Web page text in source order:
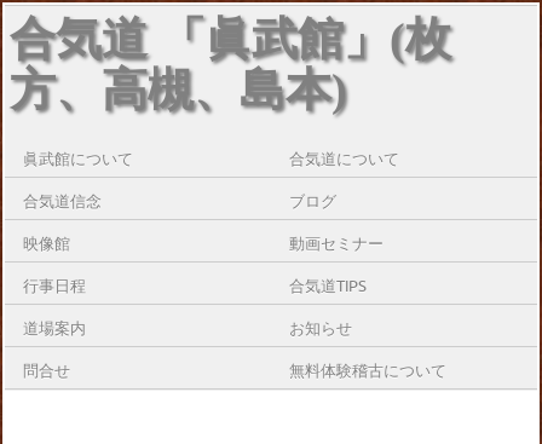
合気道 「眞武館」(枚
方、高槻、島本)
眞武館について 合気道について
合気道信念 ブログ
映像館 動画セミナー
行事日程 合気道TIPS
道場案内 お知らせ
問合せ 無料体験稽古について